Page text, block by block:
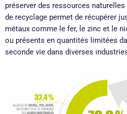
préserver des ressources
de recyclage permet de récupérer
métaux comme le fer, le zinc et le
ou présents en quantités limitées
seconde vie dans diverses